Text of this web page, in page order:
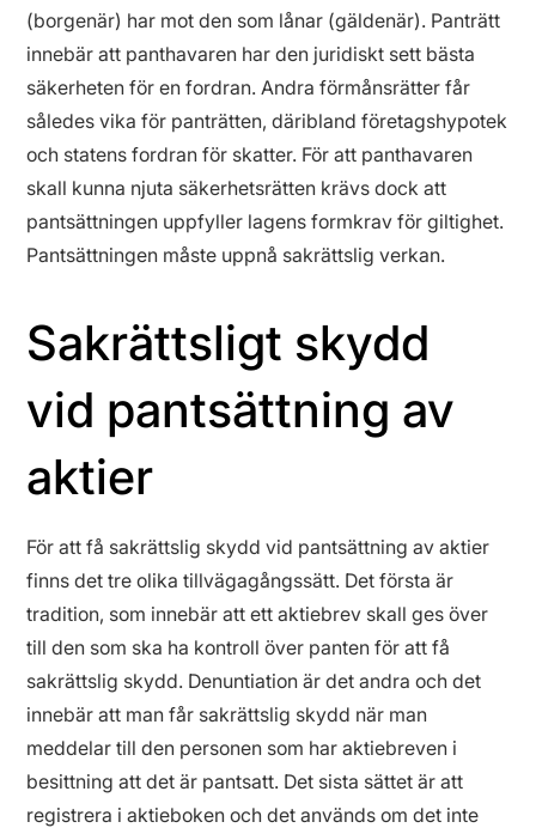
(borgenär) har mot den som lånar (gäldenär). Panträtt
innebär att panthavaren har den juridiskt sett bästa
säkerheten för en fordran. Andra förmånsrätter får
således vika för panträtten, däribland företagshypotek
och statens fordran för skatter. För att panthavaren
skall kunna njuta säkerhetsrätten krävs dock att
pantsättningen uppfyller lagens formkrav för giltighet.
Pantsättningen måste uppnå sakrättslig verkan.
Sakrättsligt skydd
vid pantsättning av
aktier
För att få sakrättslig skydd vid pantsättning av aktier
finns det tre olika tillvägagångssätt. Det första är
tradition, som innebär att ett aktiebrev skall ges över
till den som ska ha kontroll över panten för att få
sakrättslig skydd. Denuntiation är det andra och det
innebär att man får sakrättslig skydd när man
meddelar till den personen som har aktiebreven i
besittning att det är pantsatt. Det sista sättet är att
registrera i aktieboken och det används om det inte